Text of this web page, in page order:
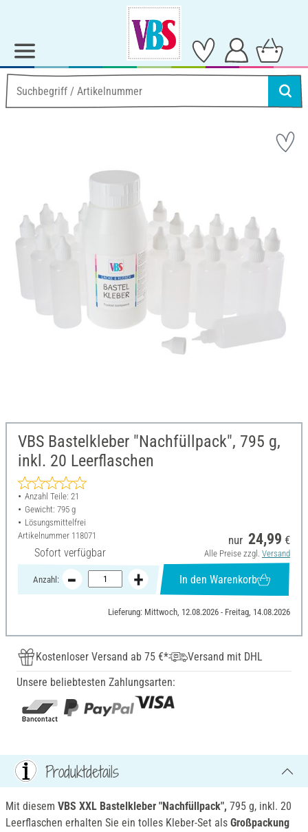
VBS Bastelkleber "Nachfüllpack", 795 g,
inkl. 20 Leerflaschen
Anzahl Teile: 21
Gewicht: 795 g
Lösungsmittelfrei
Artikelnummer 118071
Sofort verfügbar
nur 24,99 €
Alle Preise zzgl. Versand
Anzahl: In den Warenkorb
Lieferung: Mittwoch, 12.08.2026 - Freitag, 14.08.2026
Kostenloser Versand ab 75 €*
Versand mit DHL
Unsere beliebtesten Zahlungsarten:
Produktdetails
Mit diesem VBS XXL Bastelkleber "Nachfüllpack", 795 g, inkl. 20
Leerflaschen erhalten Sie ein tolles Kleber-Set als Großpackung